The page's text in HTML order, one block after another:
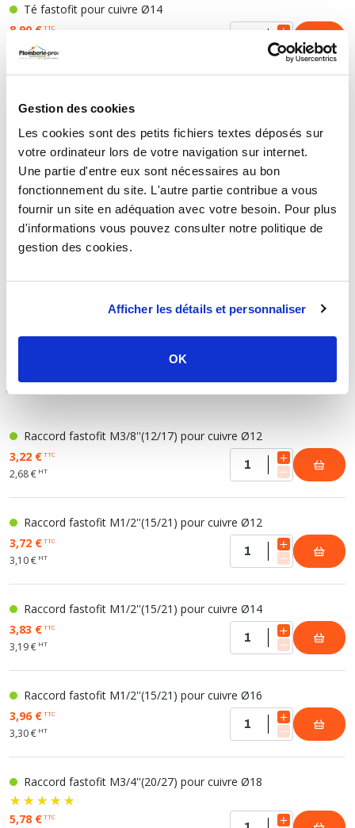
Gestion des cookies
Les cookies sont des petits fichiers textes déposés sur
votre ordinateur lors de votre navigation sur internet.
Une partie d'entre eux sont nécessaires au bon
fonctionnement du site. L'autre partie contribue a vous
fournir un site en adéquation avec votre besoin. Pour plus
d'informations vous pouvez consulter notre politique de
gestion des cookies.
Afficher les détails et personnaliser
OK
Té fastofit pour cuivre Ø14
8,90 €TTC
7,42 €HT
9,85 € TTC
8,21 € HT
Té fastofit pour cuivre Ø18
13,32 €
RACCORD MÂLE
Raccord fastofit M3/8''(12/17) pour cuivre Ø12
3,22 €TTC
2,68 € HT
Raccord fastofit M1/2''(15/21) pour cuivre Ø12
3,72 €TTC
3,10 € HT
Raccord fastofit M1/2''(15/21) pour cuivre Ø14
3,83 €TTC
3,19 € HT
Raccord fastofit M1/2''(15/21) pour cuivre Ø16
3,96 €TTC
3,30 € HT
Raccord fastofit M3/4''(20/27) pour cuivre Ø18
5,78 €TTC